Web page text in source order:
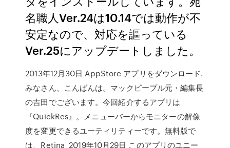
名職人Ver.24は10.14では動作が不
安定なので、対応を謳っている
Ver.25にアップデートしました。
2013年12月30日 AppStore アプリをダウンロード.
みなさん、こんばんは。マックピープル元・編集長
の吉田でございます。今回紹介するアプリは
『QuickRes』。メニューバーからモニターの解像
度を変更できるユーティリティーです。無料版で
は、Retina 2019年10月29日 このアプリのユニー